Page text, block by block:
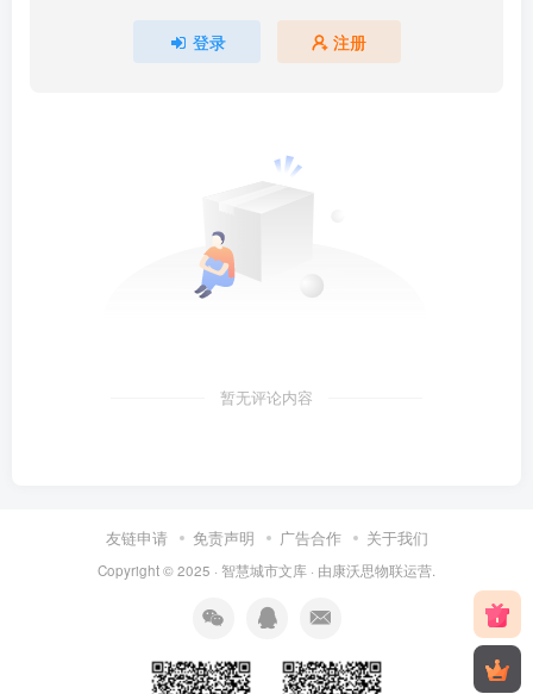
登录 注册
暂无评论内容
友链申请 免责声明 广告合作 关于我们
Copyright © 2025 · 智慧城市文库 · 由康沃思物联运营.